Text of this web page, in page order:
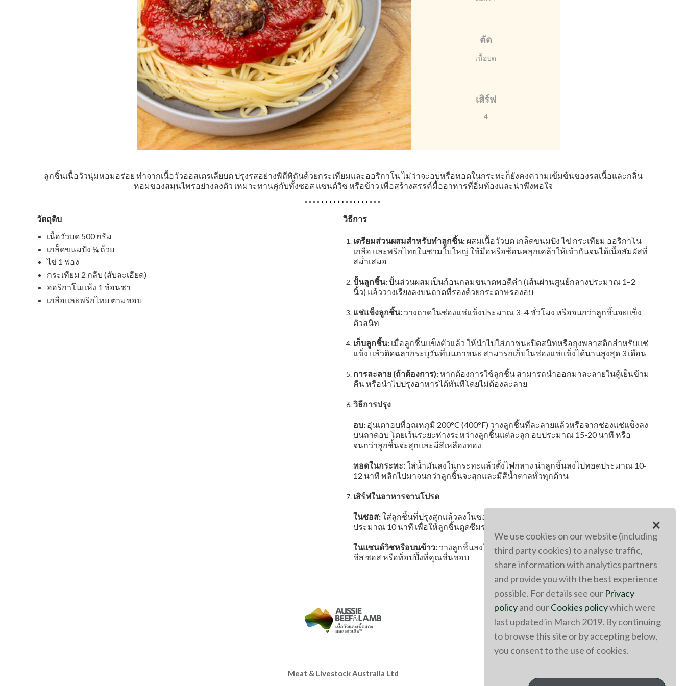
ตัด
เนื้อบด
เสิร์ฟ
4
ลูกชิ้นเนื้อวัวนุ่มหอมอร่อย ทำจากเนื้อวัวออสเตรเลียบด ปรุงรสอย่างพิถีพิถันด้วยกระเทียมและออริกาโน ไม่ว่าจะอบหรือทอดในกระทะก็ยังคงความเข้มข้นของรสเนื้อและกลิ่น
หอมของสมุนไพรอย่างลงตัว เหมาะทานคู่กับทั้งซอส แซนด์วิช หรือข้าว เพื่อสร้างสรรค์มื้ออาหารที่อิ่มท้องและน่าพึงพอใจ
วัตถุดิบ
เนื้อวัวบด 500 กรัม
เกล็ดขนมปัง ¼ ถ้วย
ไข่ 1 ฟอง
กระเทียม 2 กลีบ (สับละเอียด)
ออริกาโนแห้ง 1 ช้อนชา
เกลือและพริกไทย ตามชอบ
วิธีการ
เตรียมส่วนผสมสำหรับทำลูกชิ้น: ผสมเนื้อวัวบด เกล็ดขนมปัง ไข่ กระเทียม ออริกาโน
เกลือ และพริกไทยในชามใบใหญ่ ใช้มือหรือช้อนคลุกเคล้าให้เข้ากันจนได้เนื้อสัมผัสที่
สม่ำเสมอ
ปั้นลูกชิ้น:ปั้นส่วนผสมเป็นก้อนกลมขนาดพอดีคำ (เส้นผ่านศูนย์กลางประมาณ 1–2
นิ้ว) แล้ววางเรียงลงบนถาดที่รองด้วยกระดาษรองอบ
แช่แข็งลูกชิ้น: วางถาดในช่องแช่แข็งประมาณ 3–4 ชั่วโมง หรือจนกว่าลูกชิ้นจะแข็ง
ตัวสนิท
เก็บลูกชิ้น: เมื่อลูกชิ้นแข็งตัวแล้ว ให้นำไปใส่ภาชนะปิดสนิทหรือถุงพลาสติกสำหรับแช่
แข็ง แล้วติดฉลากระบุวันที่บนภาชนะ สามารถเก็บในช่องแช่แข็งได้นานสูงสุด 3 เดือน
การละลาย (ถ้าต้องการ):หากต้องการใช้ลูกชิ้น สามารถนำออกมาละลายในตู้เย็นข้าม
คืน หรือนำไปปรุงอาหารได้ทันทีโดยไม่ต้องละลาย
วิธีการปรุง
อบ: อุ่นเตาอบที่อุณหภูมิ 200°C (400°F) วางลูกชิ้นที่ละลายแล้วหรือจากช่องแช่แข็งลง
บนถาดอบ โดยเว้นระยะห่างระหว่างลูกชิ้นแต่ละลูก อบประมาณ 15-20 นาที หรือ
จนกว่าลูกชิ้นจะสุกและมีสีเหลืองทอง
ทอดในกระทะ:ใส่น้ำมันลงในกระทะแล้วตั้งไฟกลาง นำลูกชิ้นลงไปทอดประมาณ 10-
12 นาที พลิกไปมาจนกว่าลูกชิ้นจะสุกและมีสีน้ำตาลทั่วทุกด้าน
เสิร์ฟในอาหารจานโปรด
ในซอส:ใส่ลูกชิ้นที่ปรุงสุกแล้วลงในซอสมะเขือเทศหรือน้ำเกรวี่ที่คุณชื่นชอบ เคี่ยว
ประมาณ 10 นาที เพื่อให้ลูกชิ้นดูดซึมรสชาติของซอสได้อย่างเต็มที่
ในแซนด์วิชหรือบนข้าว: วางลูกชิ้นลงในแซนด์วิชหรือบนข้าวสวย แล้วโรยหน้าด้วย
ชีส ซอส หรือท็อปปิ้งที่คุณชื่นชอบ
Meat & Livestock Australia Ltd
×
We use cookies on our website (including
third party cookies) to analyse traffic,
share information with analytics partners
and provide you with the best experience
possible. For details see our Privacy
policyand ourCookies policywhich were
last updated in March 2019. By continuing
to browse this site or by accepting below,
you consent to the use of cookies.